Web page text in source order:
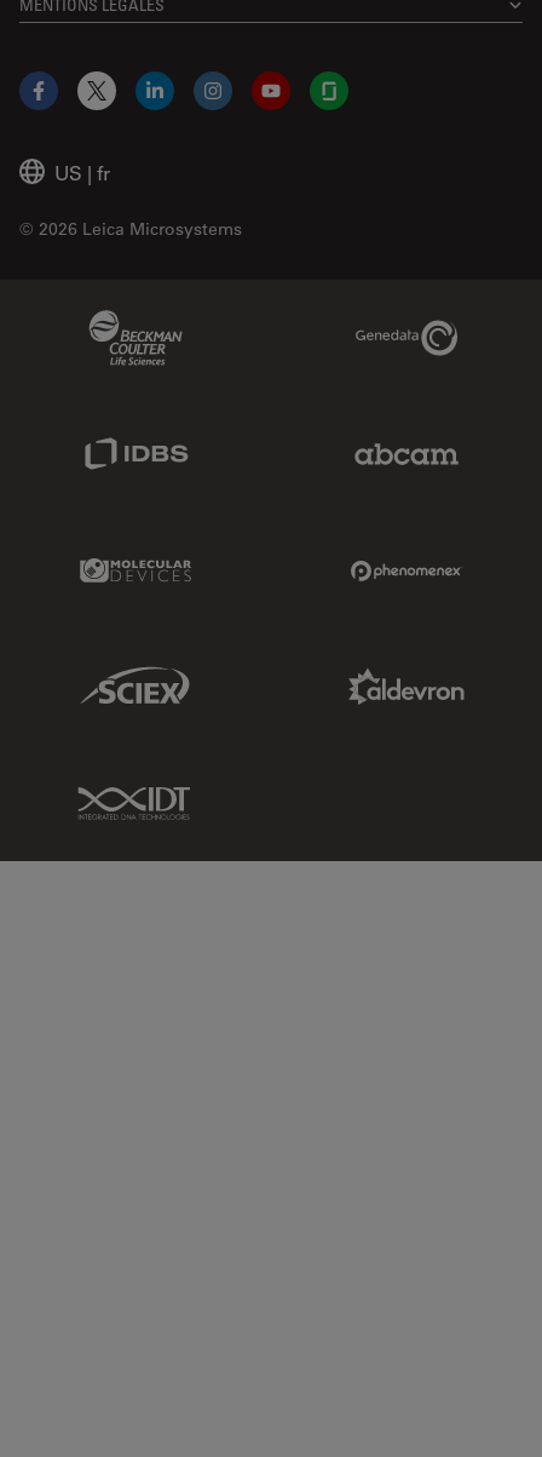
US | fr
© 2026 Leica Microsystems
Facebook
X LinkedInInstagramYouTubeGlassdoor
Genedata Link
Molecular Devices Link
Sciex Link
IDT Link